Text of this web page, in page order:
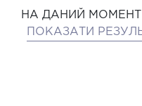
НА ДАНИЙ МОМЕНТ
ПОКАЗАТИ